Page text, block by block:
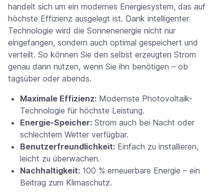
handelt sich um ein modernes Energiesystem, das auf
höchste Effizienz ausgelegt ist. Dank intelligenter
Technologie wird die Sonnenenergie nicht nur
eingefangen, sondern auch optimal gespeichert und
verteilt. So können Sie den selbst erzeugten Strom
genau dann nutzen, wenn Sie ihn benötigen – ob
tagsüber oder abends.
Maximale Effizienz: Modernste Photovoltaik-
Technologie für höchste Leistung.
Energie-Speicher: Strom auch bei Nacht oder
schlechtem Wetter verfügbar.
Benutzerfreundlichkeit: Einfach zu installieren,
leicht zu überwachen.
Nachhaltigkeit: 100 % erneuerbare Energie – ein
Beitrag zum Klimaschutz.